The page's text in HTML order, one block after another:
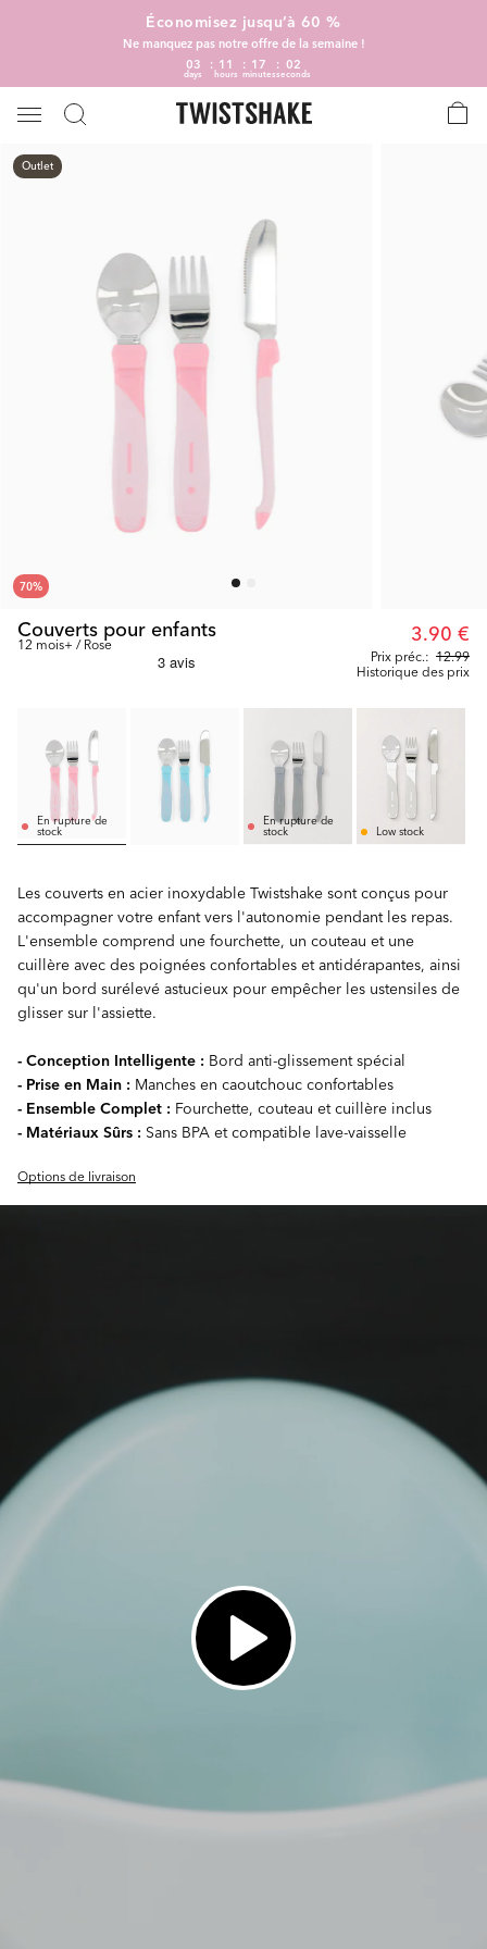
Économisez jusqu’à 60 %
Ne manquez pas notre offre de la semaine !
03
days
11
hours
17
minutes
02
seconds
Outlet
70%
Couverts pour enfants
12 mois+ / Rose
Prix préc.: 12.99
3.90 €
Historique des prix
En rupture de
stock
En rupture de
stock Low stock
Les couverts en acier inoxydable Twistshake sont conçus pour
accompagner votre enfant vers l'autonomie pendant les repas.
L'ensemble comprend une fourchette, un couteau et une
cuillère avec des poignées confortables et antidérapantes, ainsi
qu'un bord surélevé astucieux pour empêcher les ustensiles de
glisser sur l'assiette.
- Conception Intelligente : Bord anti-glissement spécial
- Prise en Main : Manches en caoutchouc confortables
- Ensemble Complet : Fourchette, couteau et cuillère inclus
- Matériaux Sûrs : Sans BPA et compatible lave-vaisselle
Options de livraison